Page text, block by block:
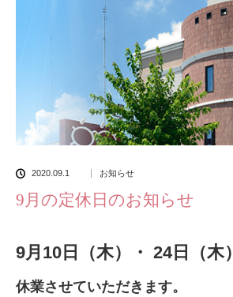
2020.09.1 お知らせ
9月の定休日のお知らせ
9月10日（木）・ 24日（木）
休業させていただきます。